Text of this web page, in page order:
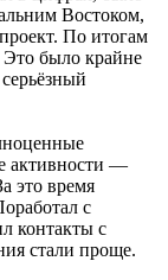
Востоком,
По итогам
Это было крайне
активности —
это время
с
контакты с
стали проще.